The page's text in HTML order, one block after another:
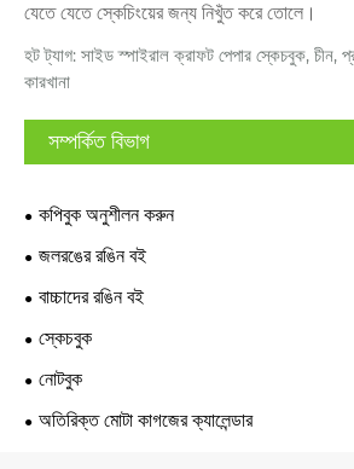
যেতে যেতে স্কেচিংয়ের জন্য নিখুঁত করে তোলে।
হট ট্যাগ: সাইড স্পাইরাল ক্রাফট পেপার স্কেচবুক, চীন,
কারখানা
সম্পর্কিত বিভাগ
কপিবুক অনুশীলন করুন
জলরঙের রঙিন বই
বাচ্চাদের রঙিন বই
স্কেচবুক
নোটবুক
অতিরিক্ত মোটা কাগজের ক্যালেন্ডার